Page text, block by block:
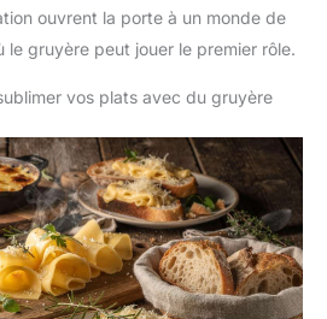
ouvrent la porte à un monde de
le gruyère peut jouer le premier rôle.
vos plats avec du gruyère